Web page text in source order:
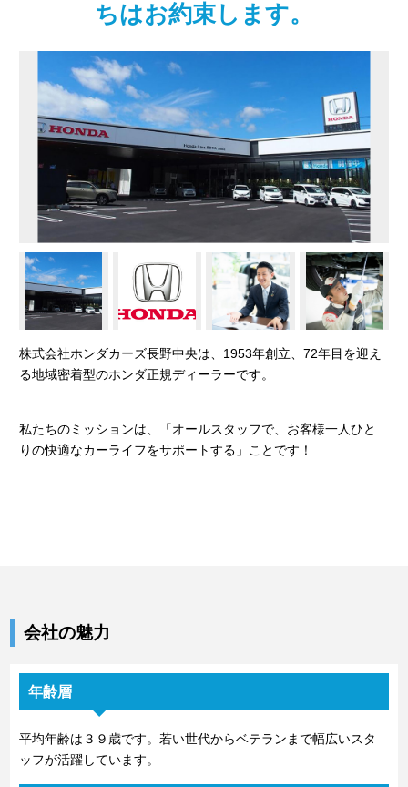
ちはお約束します。
株式会社ホンダカーズ長野中央は、1953年創立、72年目を迎え
る地域密着型のホンダ正規ディーラーです。
私たちのミッションは、「オールスタッフで、お客様一人ひと
りの快適なカーライフをサポートする」ことです！
会社の魅力
年齢層
平均年齢は３９歳です。若い世代からベテランまで幅広いスタ
ッフが活躍しています。